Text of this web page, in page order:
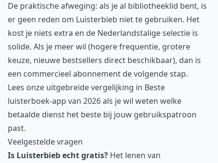
De praktische afweging: als je al bibliotheeklid bent, is
er geen reden om Luisterbieb niet te gebruiken. Het
kost je niets extra en de Nederlandstalige selectie is
solide. Als je meer wil (hogere frequentie, grotere
keuze, nieuwe bestsellers direct beschikbaar), dan is
een commercieel abonnement de volgende stap.
Lees onze uitgebreide vergelijking in Beste
luisterboek-app van 2026als je wil weten welke
betaalde dienst het beste bij jouw gebruikspatroon
past.
Veelgestelde vragen
Is Luisterbieb echt gratis? Het lenen van